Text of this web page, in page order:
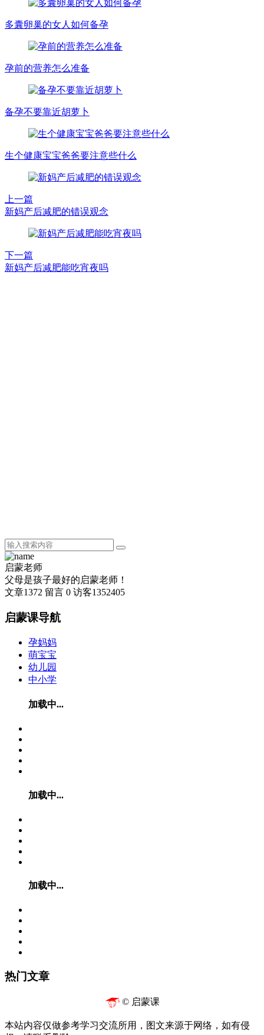
多囊卵巢的女人如何备孕
孕前的营养怎么准备
备孕不要靠近胡萝卜
生个健康宝宝爸爸要注意些什么
上一篇
新妈产后减肥的错误观念
下一篇
新妈产后减肥能吃宵夜吗
启蒙老师
父母是孩子最好的启蒙老师！
文章1372 留言 0 访客1352405
启蒙课导航
孕妈妈
萌宝宝
幼儿园
中小学
加载中...
加载中...
加载中...
热门文章
© 启蒙课
本站内容仅做参考学习交流所用，图文来源于网络，如有侵